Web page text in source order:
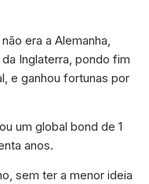
era a Alemanha,
Inglaterra, pondo fim
e ganhou fortunas por
um global bond de 1
anos.
sem ter a menor ideia